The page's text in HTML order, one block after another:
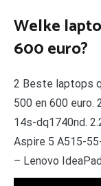
Welke
600 euro?
2 Beste laptops
500 en 600 euro.
14s-dq1740nd.
Aspire 5 A515-
– Lenovo